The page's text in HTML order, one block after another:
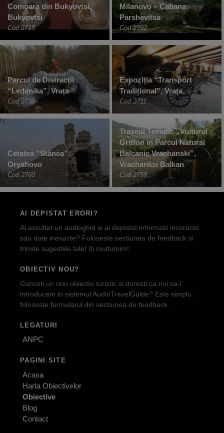
Comoara din Bukyovtsi,
Bukyovtsi
Cod 2718
Milanovo – Cabana
Parshevitsa
Cod 2792
Parcul de Distracții
“Ledenika”, Vrața
Cod 2738
Expoziția “Transport
Tradițional”, Vrața
Cod 2711
Cetatea “Stânca”,
Oryahovo
Cod 2760
Traseul Tematic „Vulturul
Griffon în Parcul Natural
Balcanic Vrachanski”,
Vrachanksi Balkan
Cod 2759
AI DEPISTAT ERORI?
Ai ascultat un audioghid si ai depistat informatii incorecte
sau date inexacte? Foloseste sectiunea de feedback si
trimite sugestiile tale! Iti multumim!
OBIECTIV NOU?
Cunosti un nou obiectiv turistic si doresti ca noi sa-l
introducem in sistemul AudioTravelGuide? Este simplu:
foloseste formularul din sectiunea de feedback.
LEGATURI
ANPC
PAGINI SITE
Acasa
Harta Obiectivelor
Obiective
Blog
Contact